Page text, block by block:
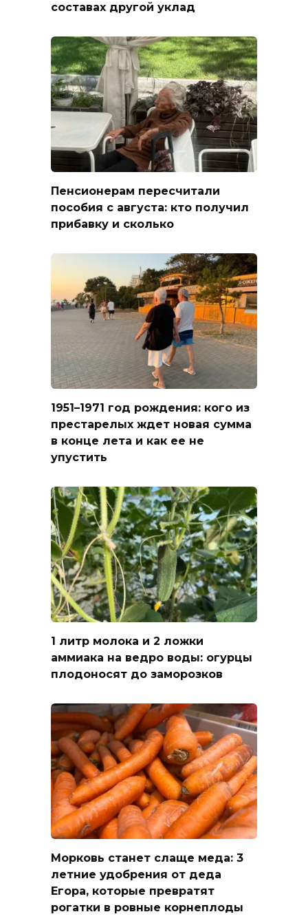
составах другой уклад
Пенсионерам пересчитали
пособия с августа: кто получил
прибавку и сколько
1951–1971 год рождения: кого из
престарелых ждет новая сумма
в конце лета и как ее не
упустить
1 литр молока и 2 ложки
аммиака на ведро воды: огурцы
плодоносят до заморозков
Морковь станет слаще меда: 3
летние удобрения от деда
Егора, которые превратят
рогатки в ровные корнеплоды